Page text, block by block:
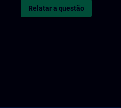
Relatar a questão